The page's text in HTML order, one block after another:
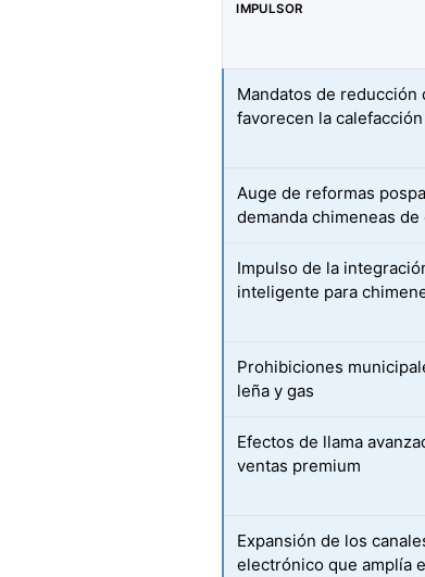
IMPULSOR
Mandatos de reducción
favorecen la
Auge de reformas
demanda chimeneas
Impulso de la
inteligente para
Prohibiciones
leña y gas
Efectos de llama
ventas premium
Expansión de los
electrónico que amplía